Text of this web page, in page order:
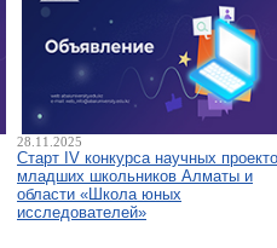
28.11.2025
Старт IV конкурса научных
младших школьников Алматы и
области «Школа юных
исследователей»